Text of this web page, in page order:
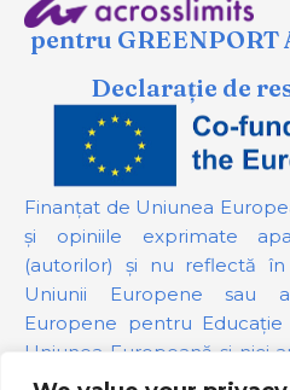
pentru GREENPORT
Declarație de
Finanțat de Uniunea
și opiniile exprimate
(autorilor) și nu reflectă
Uniunii Europene sau
Europene pentru Educație
Uniunea Europeană și nici
finanțării nu pot fi trase la